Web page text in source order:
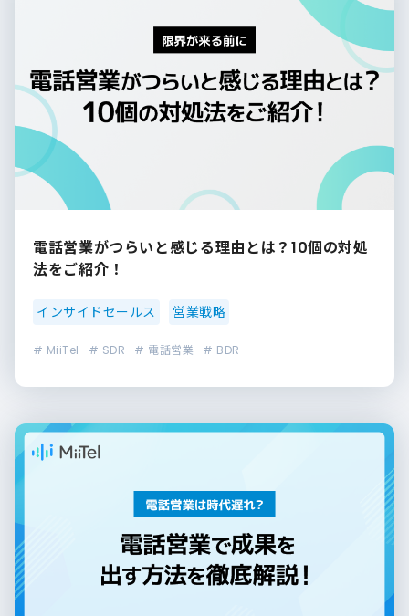
電話営業がつらいと感じる理由とは？10個の対処
法をご紹介！
インサイドセールス 営業戦略
# MiiTel # SDR # 電話営業 # BDR